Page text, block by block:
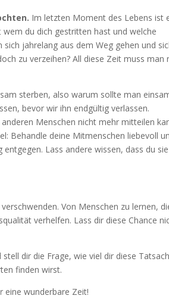
Im letzten Moment des Lebens ist
du dich gestritten hast und welche
jahrelang aus dem Weg gehen und
zu verzeihen? All diese Zeit muss man
sterben, also warum sollte man
bevor wir ihn endgültig verlassen.
Menschen nicht mehr mitteilen
Behandle deine Mitmenschen liebevoll
Lass andere wissen, dass du sie
Von Menschen zu lernen,
verhelfen. Lass dir diese Chance
dir die Frage, wie viel dir diese
finden wirst.
eine wunderbare Zeit!